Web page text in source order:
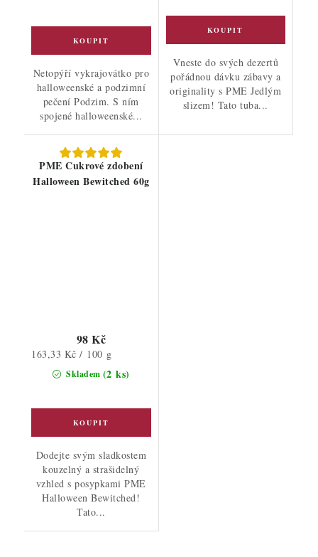
Netopýří vykrajovátko pro
halloweenské a podzimní
pečení Podzim. S ním
spojené halloweenské...
Vneste do svých dezertů
pořádnou dávku zábavy a
originality s PME Jedlým
slizem! Tato tuba...
PME Cukrové zdobení
Halloween Bewitched 60g
Skladem (2 ks)
98 Kč
Měrná
163,33 Kč / 100 g
Dodejte svým sladkostem
kouzelný a strašidelný
vzhled s posypkami PME
Halloween Bewitched!
Tato...